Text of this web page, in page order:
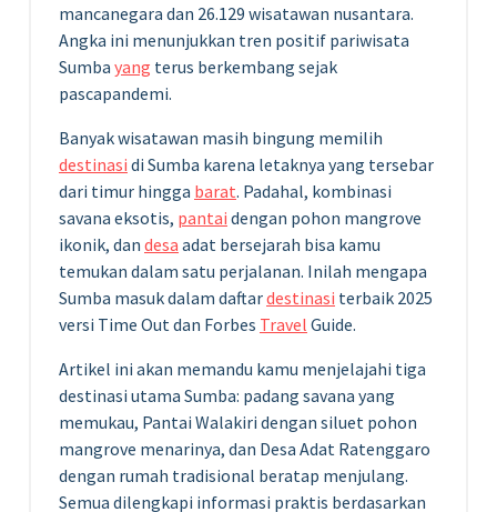
mancanegara dan 26.129 wisatawan nusantara.
Angka ini menunjukkan tren positif pariwisata
Sumba yang terus berkembang sejak
pascapandemi.
Banyak wisatawan masih bingung memilih
destinasi di Sumba karena letaknya yang tersebar
dari timur hingga barat. Padahal, kombinasi
savana eksotis, pantai dengan pohon mangrove
ikonik, dan desa adat bersejarah bisa kamu
temukan dalam satu perjalanan. Inilah mengapa
Sumba masuk dalam daftardestinasi terbaik 2025
versi Time Out dan Forbes Travel Guide.
Artikel ini akan memandu kamu menjelajahi tiga
destinasi utama Sumba: padang savana yang
memukau, Pantai Walakiri dengan siluet pohon
mangrove menarinya, dan Desa Adat Ratenggaro
dengan rumah tradisional beratap menjulang.
Semua dilengkapi informasi praktis berdasarkan